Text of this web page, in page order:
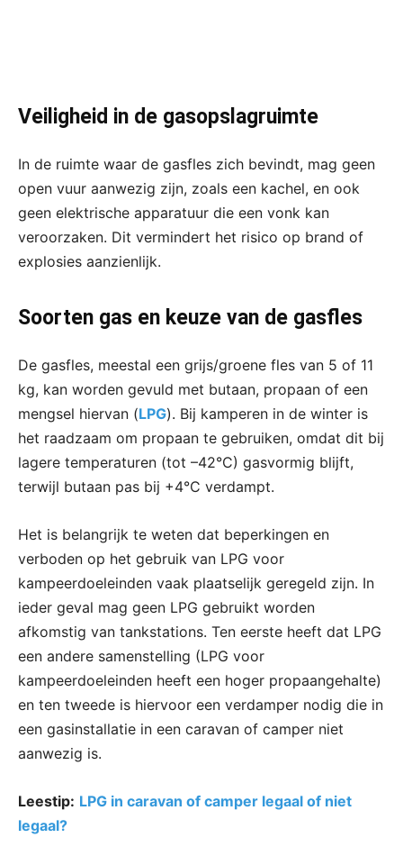
Veiligheid in de gasopslagruimte
In de ruimte waar de gasfles zich bevindt, mag geen
open vuur aanwezig zijn, zoals een kachel, en ook
geen elektrische apparatuur die een vonk kan
veroorzaken. Dit vermindert het risico op brand of
explosies aanzienlijk.
Soorten gas en keuze van de gasfles
De gasfles, meestal een grijs/groene fles van 5 of 11
kg, kan worden gevuld met butaan, propaan of een
mengsel hiervan (LPG). Bij kamperen in de winter is
het raadzaam om propaan te gebruiken, omdat dit bij
lagere temperaturen (tot –42°C) gasvormig blijft,
terwijl butaan pas bij +4°C verdampt.
Het is belangrijk te weten dat beperkingen en
verboden op het gebruik van LPG voor
kampeerdoeleinden vaak plaatselijk geregeld zijn. In
ieder geval mag geen LPG gebruikt worden
afkomstig van tankstations. Ten eerste heeft dat LPG
een andere samenstelling (LPG voor
kampeerdoeleinden heeft een hoger propaangehalte)
en ten tweede is hiervoor een verdamper nodig die in
een gasinstallatie in een caravan of camper niet
aanwezig is.
Leestip: LPG in caravan of camper legaal of niet
legaal?